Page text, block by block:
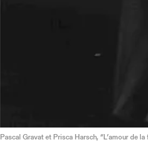
Pascal Gravat et Prisca Harsch, “L’amour de